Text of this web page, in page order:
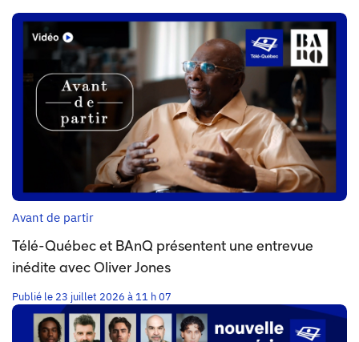
Avant de partir
Télé-Québec et BAnQ présentent une entrevue
inédite avec Oliver Jones
Publié le 23 juillet 2026 à 11 h 07